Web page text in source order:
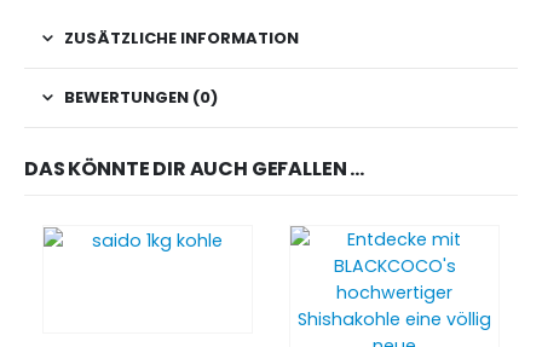
ZUSÄTZLICHE INFORMATION
BEWERTUNGEN (0)
DAS KÖNNTE DIR AUCH GEFALLEN …